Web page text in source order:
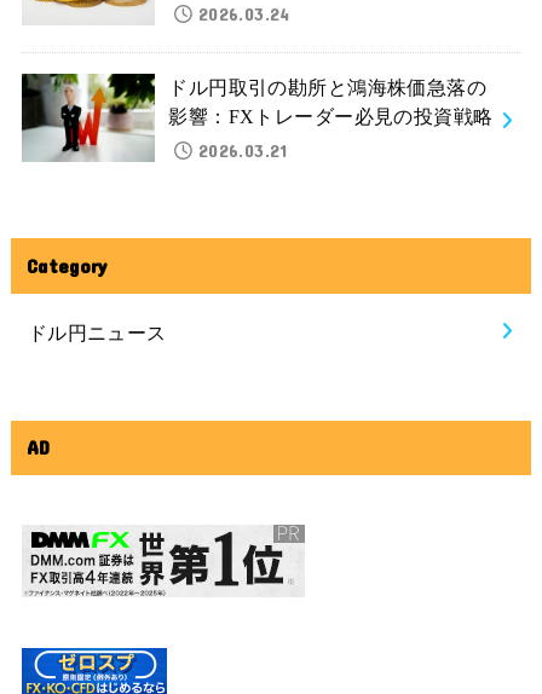
2026.03.24
ドル円取引の勘所と鴻海株価急落の
影響：FXトレーダー必見の投資戦略
2026.03.21
Category
ドル円ニュース
AD